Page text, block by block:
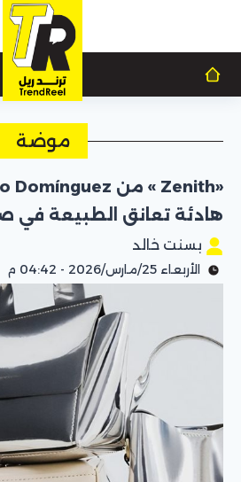
موضة
هادئة تعانق الطبيعة في صيف
بسنت خالد
الأربعاء 25/مارس/2026 - 04:42 م